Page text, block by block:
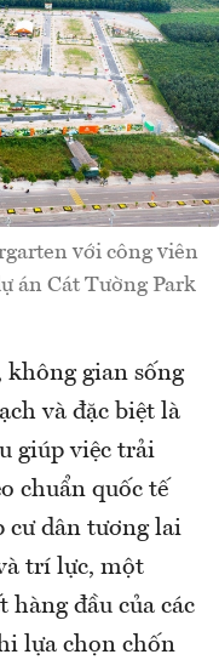
với công viên
án Cát Tường Park
không gian sống
và đặc biệt là
giúp việc trải
chuẩn quốc tế
cư dân tương lai
trí lực, một
hàng đầu của các
lựa chọn chốn